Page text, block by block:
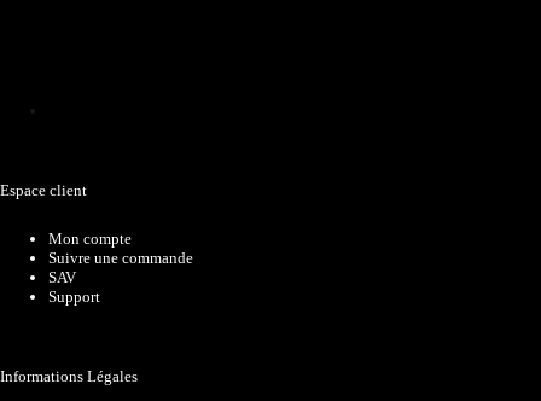
Espace client
Mon compte
Suivre une commande
SAV
Support
Informations Légales